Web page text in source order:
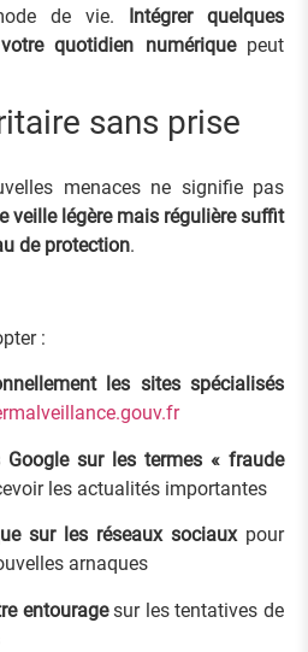
de vie. Intégrer quelques
quotidien numériquepeut
sans prise
menaces ne signifie pas
veille légère mais régulière suffit
de protection.
:
les sites spécialisés
Google sur les termes « fraude
les actualités importantes
sur les réseaux sociauxpour
arnaques
entouragesur les tentatives de